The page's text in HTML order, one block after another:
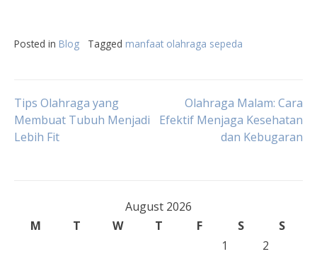
Posted in Blog Tagged manfaat olahraga sepeda
Post
navigation
Tips Olahraga yang
Membuat Tubuh Menjadi
Lebih Fit
Olahraga Malam: Cara
Efektif Menjaga Kesehatan
dan Kebugaran
August 2026
M
T W T F S
S
1
2